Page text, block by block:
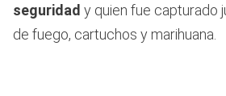
seguridad y quien fue capturado
de fuego, cartuchos y marihuana.